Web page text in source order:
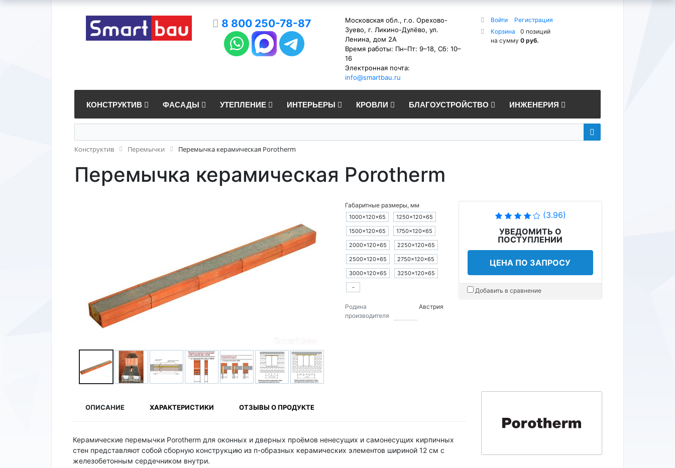
8 800 250-78-87
Московская обл., г.о. Орехово-
Зуево, г. Ликино-Дулёво, ул.
Ленина, дом 2А
Время работы: Пн–Пт: 9–18, Сб: 10–
16
Электронная почта:
info@smartbau.ru
Войти
Регистрация
Корзина
0 позиций
на сумму 0 руб.
КОНСТРУКТИВ ФАСАДЫ УТЕПЛЕНИЕ ИНТЕРЬЕРЫ КРОВЛИ БЛАГОУСТРОЙСТВО ИНЖЕНЕРИЯ
Конструктив Перемычки Перемычка керамическая Porotherm
Перемычка керамическая Porotherm
Габаритные размеры, мм
1000×120×65
1250×120×65
1500×120×65
1750×120×65
2000×120×65
2250×120×65
2500×120×65
2750×120×65
3000×120×65
3250×120×65
-
Родина
производителя
Австрия
(3.96)
УВЕДОМИТЬ О
ПОСТУПЛЕНИИ
ЦЕНА ПО ЗАПРОСУ
Добавить в сравнение
ОПИСАНИЕ ХАРАКТЕРИСТИКИ ОТЗЫВЫ О ПРОДУКТЕ
Керамические перемычки Porotherm для оконных и дверных проёмов ненесущих и самонесущих кирпичных
стен представляют собой сборную конструкцию из п-образных керамических элементов шириной 12 см с
железобетонным сердечником внутри.